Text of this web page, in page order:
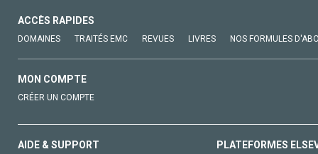
ACCÈS RAPIDES
DOMAINES TRAITÉS EMC REVUES LIVRES NOS FORMULES
MON COMPTE
CRÉER UN COMPTE
AIDE & SUPPORT PLATEFORMES